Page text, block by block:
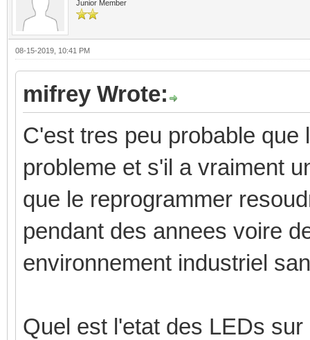
Junior Member
08-15-2019, 10:41 PM
mifrey Wrote:
C'est tres peu probable que
probleme et s'il a vraiment
que le reprogrammer
pendant des annees voire
environnement industriel
Quel est l'etat des LEDs